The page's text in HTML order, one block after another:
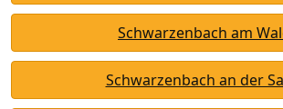
Schwarzenbach am
Schwarzenbach an der